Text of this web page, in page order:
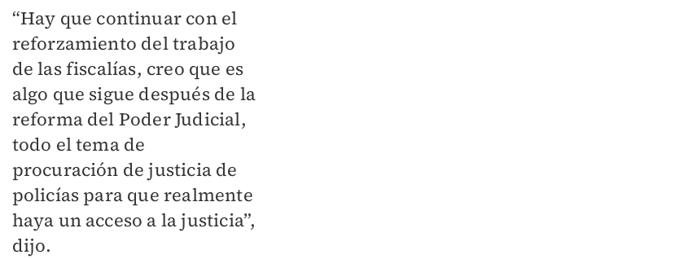
“Hay que continuar con el
reforzamiento del trabajo
de las fiscalías, creo que es
algo que sigue después de la
reforma del Poder Judicial,
todo el tema de
procuración de justicia de
policías para que realmente
haya un acceso a la justicia”,
dijo.